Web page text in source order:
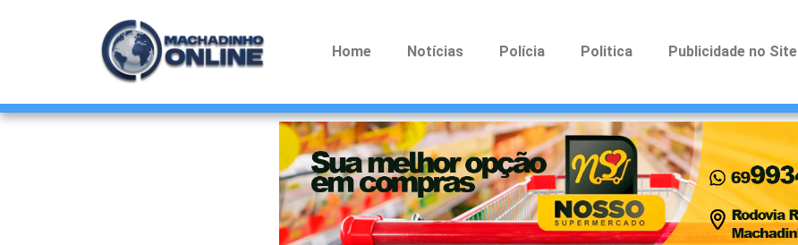
Home Notícias Polícia Politica Publicidade no Site